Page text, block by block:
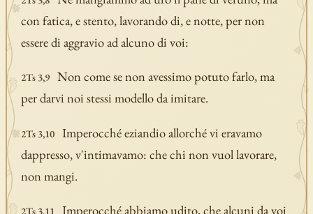
con fatica, e stento, lavorando di, e notte, per non
essere di aggravio ad alcuno di voi:
2Ts 3,9
Non come se non avessimo potuto farlo, ma
per darvi noi stessi modello da imitare.
2Ts 3,10
Imperocché eziandio allorché vi eravamo
dappresso, v'intimavamo: che chi non vuol lavorare,
non mangi.
2Ts 3,11
Imperocché abbiamo udito, che alcuni da voi